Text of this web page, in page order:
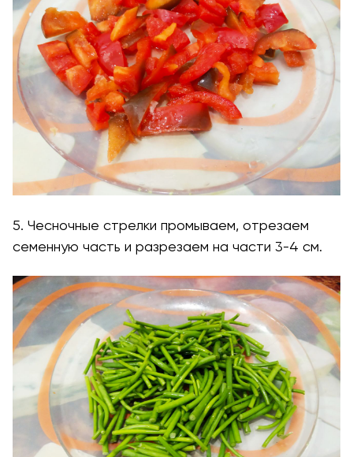
5. Чесночные стрелки промываем, отрезаем
семенную часть и разрезаем на части 3-4 см.